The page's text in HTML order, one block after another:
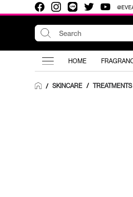
HOME
/ SKINCARE / TREATMENTS